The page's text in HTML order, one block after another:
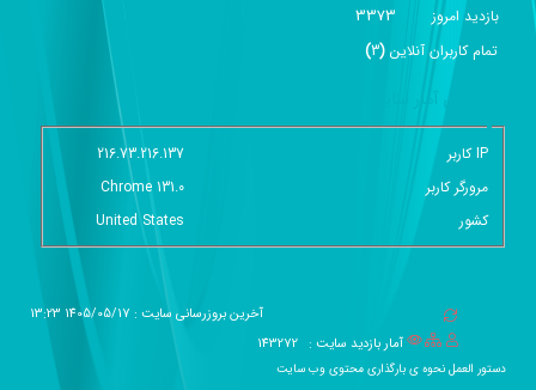
بازديد امروز 3373
تمام کاربران آنلاين (
3
)
IP کاربر
216.73.216.137
مرورگر کاربر
Chrome 131.0
کشور
United States
آخرین بروزرسانی سایت : 1405/05/17 13:23
آمار بازدید سایت : 143272
دستور العمل نحوه ی بارگذاری محتوی وب سایت